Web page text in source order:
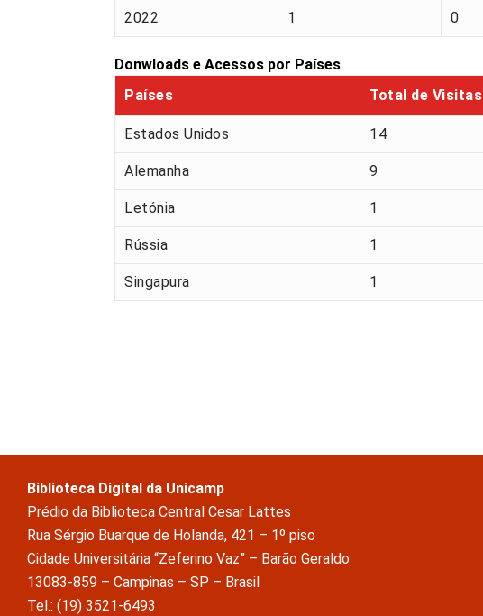
2022 1 0
Donwloads e Acessos por Países
Países
Total de Visitas
Estados Unidos 14
Alemanha 9
Letónia 1
Rússia 1
Singapura 1
Biblioteca Digital da Unicamp
Prédio da Biblioteca Central Cesar Lattes
Rua Sérgio Buarque de Holanda, 421 – 1º piso
Cidade Universitária “Zeferino Vaz” – Barão Geraldo
13083-859 – Campinas – SP – Brasil
Tel.: (19) 3521-6493